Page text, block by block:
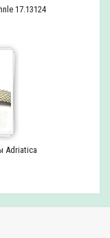
17.13124
Adriatica